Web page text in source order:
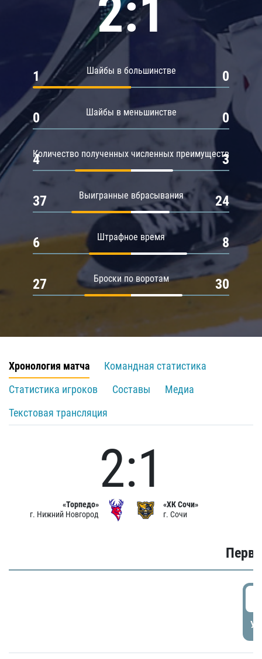
2:1
Шайбы в большинстве
1 0
Шайбы в меньшинстве
0 0
Количество полученных численных преимуществ
4 3
Выигранные вбрасывания
37 24
Штрафное время
6 8
Броски по воротам
27 30
Хронология матча
Командная статистика
Статистика игроков
Составы
Медиа
Текстовая трансляция
«Торпедо»
г. Нижний Новгород
2:1
«ХК Сочи»
г. Сочи